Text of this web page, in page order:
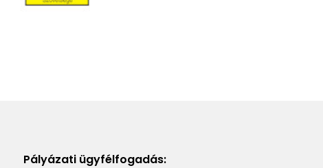
Pályázati ügyfélfogadás: